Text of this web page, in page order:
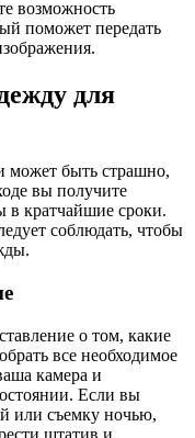
возможность
поможет передать
для
может быть страшно,
вы получите
в кратчайшие сроки.
соблюдать, чтобы
о том, какие
все необходимое
камера и
Если вы
или съемку ночью,
штатив и